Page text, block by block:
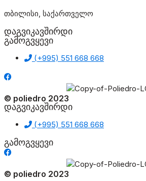
თბილისი, საქართველო
დაგვიკავშირდი
გამოგვყევი
(+995) 551 668 668
© poliedro 2023
დაგვიკავშირდი
(+995) 551 668 668
გამოგვყევი
© poliedro 2023